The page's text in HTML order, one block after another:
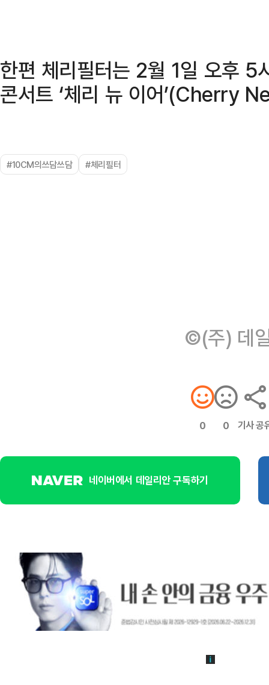
한편 체리필터는 2월 1일 오후
콘서트 ‘체리 뉴 이어’(Cherry
#10CM의쓰담쓰담 #체리필터
©(주) 데
0 0 기사 공
네이버에서 데일리안 구독하기